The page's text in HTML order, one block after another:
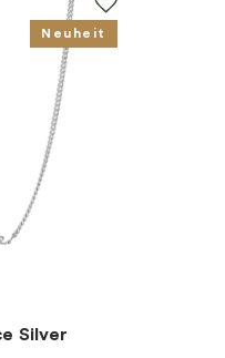
Neuheit
Silver